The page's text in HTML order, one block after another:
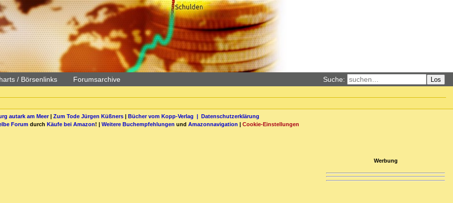
/ Börsenlinks Forumsarchive Suche: Los
autark am Meer| Zum Tode Jürgen Küßners| Bücher vom Kopp-Verlag | Datenschutzerklärung
Forum durch Käufe bei Amazon! | Weitere Buchempfehlungen und Amazonnavigation | Cookie-Einstellungen
Werbung